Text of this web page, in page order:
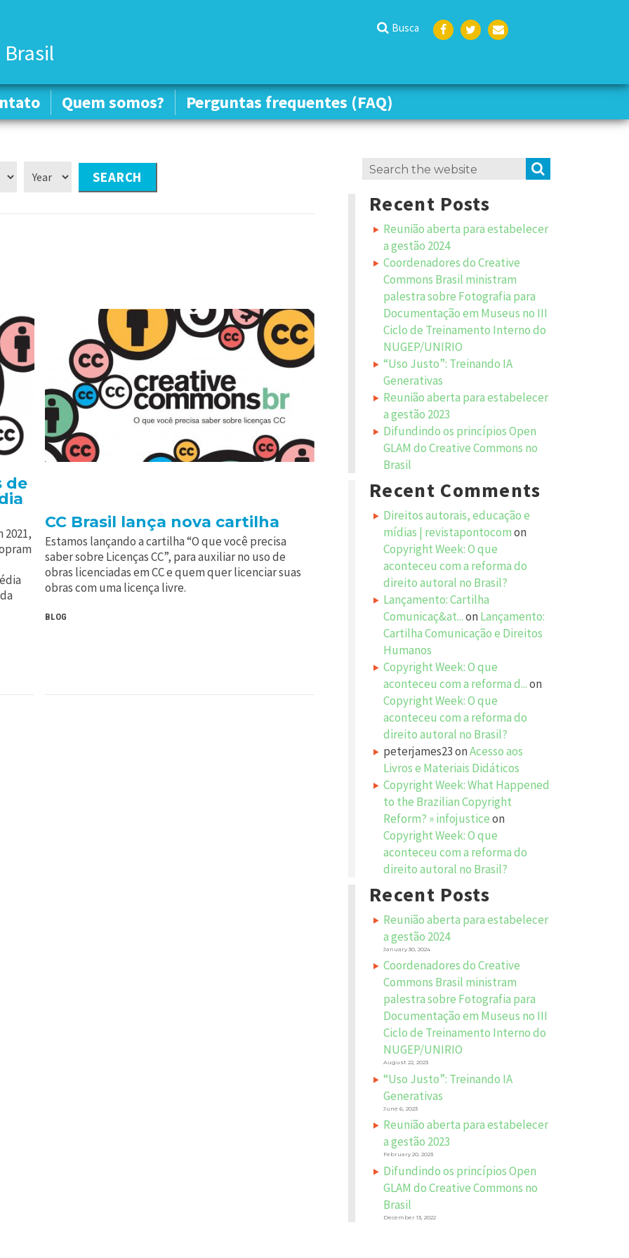
Brasil
Busca
k
Quem somos? Perguntas frequentes (FAQ)
Quem somos? Perguntas frequentes (FAQ)
de
2021,
CC Brasil lança nova cartilha
Estamos lançando a cartilha “O que você precisa
saber sobre Licenças CC”, para auxiliar no uso de
obras licenciadas em CC e quem quer licenciar suas
obras com uma licença livre.
BLOG
Search
Recent Posts
Reunião aberta para estabelecer
a gestão 2024
Coordenadores do Creative
Commons Brasil ministram
palestra sobre Fotografia para
Documentação em Museus no III
Ciclo de Treinamento Interno do
NUGEP/UNIRIO
“Uso Justo”: Treinando IA
Generativas
Reunião aberta para estabelecer
a gestão 2023
Difundindo os princípios Open
GLAM do Creative Commons no
Brasil
Recent Comments
Direitos autorais, educação e
mídias | revistapontocomon
Copyright Week: O que
aconteceu com a reforma do
direito autoral no Brasil?
Lançamento: Cartilha
Comunicaç&at...on Lançamento:
Cartilha Comunicação e Direitos
Humanos
Copyright Week: O que
aconteceu com a reforma d...on
Copyright Week: O que
aconteceu com a reforma do
direito autoral no Brasil?
peterjames23onAcesso aos
Livros e Materiais Didáticos
Copyright Week: What Happened
to the Brazilian Copyright
Reform? » infojusticeon
Copyright Week: O que
aconteceu com a reforma do
direito autoral no Brasil?
Recent Posts
Reunião aberta para estabelecer
a gestão 2024
January 30, 2024
Coordenadores do Creative
Commons Brasil ministram
palestra sobre Fotografia para
Documentação em Museus no III
Ciclo de Treinamento Interno do
NUGEP/UNIRIO
August 22, 2023
“Uso Justo”: Treinando IA
Generativas
June 6, 2023
Reunião aberta para estabelecer
a gestão 2023
February 20, 2023
Difundindo os princípios Open
GLAM do Creative Commons no
Brasil
December 13, 2022